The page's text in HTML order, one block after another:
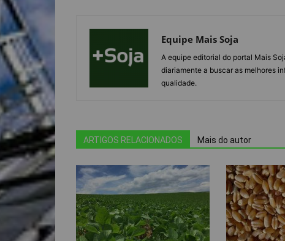
Equipe Mais Soja
A equipe editorial do portal Mais
diariamente a buscar as melhores
qualidade.
ARTIGOS RELACIONADOS Mais do autor